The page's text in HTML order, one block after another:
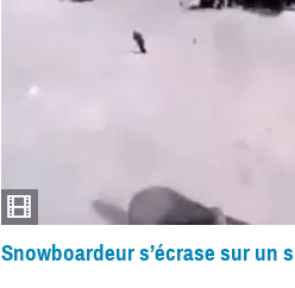
Snowboardeur s’écrase sur un